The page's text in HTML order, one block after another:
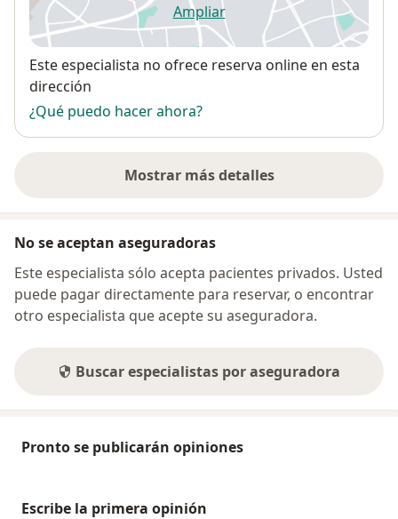
Ampliarse abre en una nueva
Disponibilidad
Este especialista no ofrece reserva online en esta
dirección
¿Qué puedo hacer ahora?
Mostrar más detalles
sobre la dirección
No se aceptan aseguradoras
Este especialista sólo acepta pacientes privados. Usted
puede pagar directamente para reservar, o encontrar
otro especialista que acepte su aseguradora.
Buscar especialistas por aseguradora
Pronto se publicarán opiniones
Escribe la primera opinión